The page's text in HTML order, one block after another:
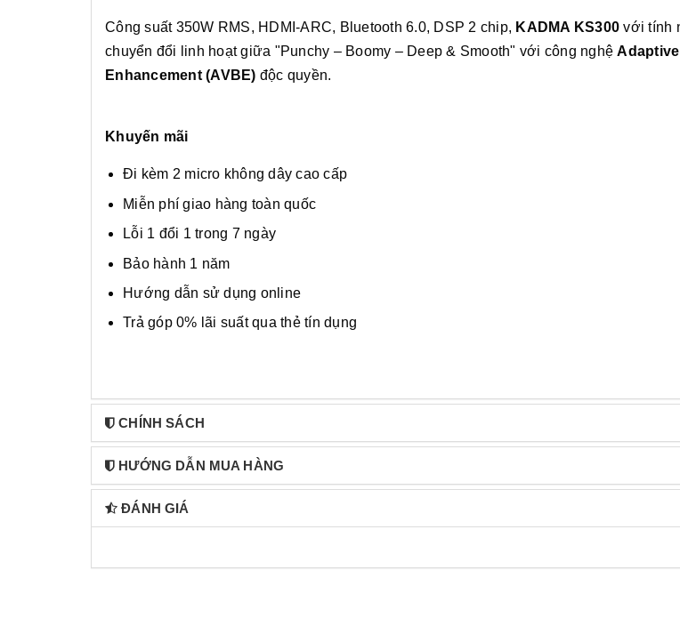
Công suất 350W RMS, HDMI-ARC, Bluetooth 6.0, DSP 2 chip, KADMA KS300với tính
chuyển đổi linh hoạt giữa "Punchy – Boomy – Deep & Smooth" với công nghệ
Enhancement (AVBE) độc quyền.
Khuyến mãi
Đi kèm 2 micro không dây cao cấp
Miễn phí giao hàng toàn quốc
Lỗi 1 đổi 1 trong 7 ngày
Bảo hành 1 năm
Hướng dẫn sử dụng online
Trả góp 0% lãi suất qua thẻ tín dụng
CHÍNH SÁCH
HƯỚNG DẪN MUA HÀNG
ĐÁNH GIÁ